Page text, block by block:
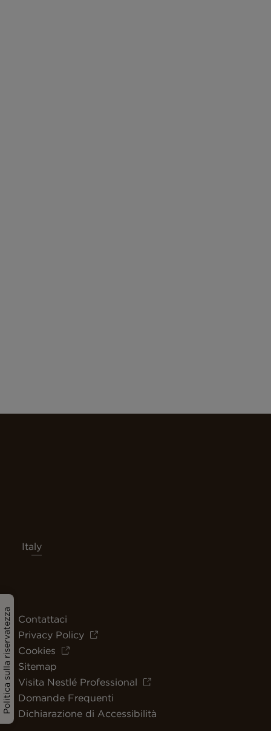
Politica sulla riservatezza
Italy
Contattaci
Privacy Policy
Cookies
Sitemap
Visita Nestlé Professional
Domande Frequenti
Dichiarazione di Accessibilità